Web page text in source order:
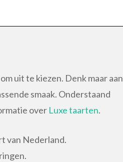
uit te kiezen. Denk maar aan
smaak. Onderstaand
over Luxe taarten.
van Nederland.